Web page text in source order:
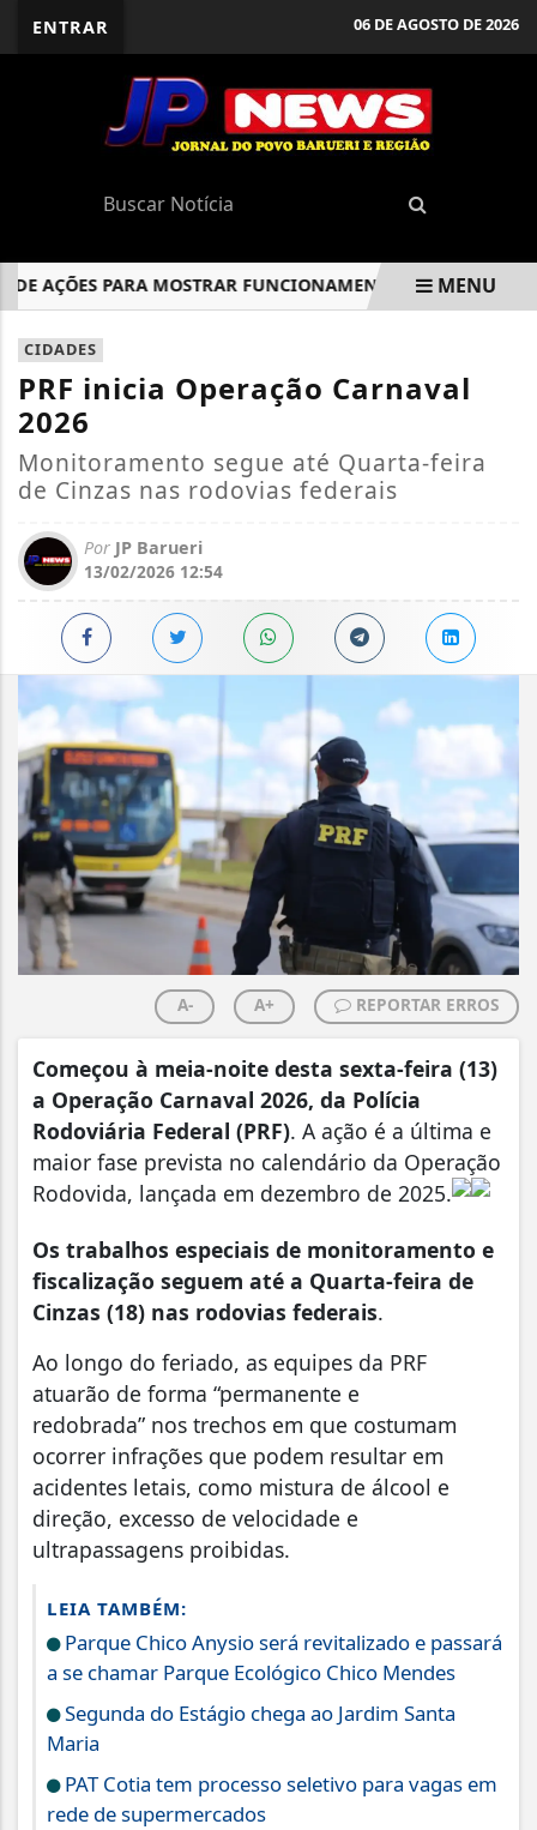
ENTRAR 06 DE AGOSTO DE 2026
PARA MOSTRAR FUNCIONAMENTO DA URNA
EM ALTA
MENU
CIDADES
PRF inicia Operação Carnaval
2026
Monitoramento segue até Quarta-feira
de Cinzas nas rodovias federais
Por JP Barueri
13/02/2026 12:54
A- A+ REPORTAR ERROS
Começou à meia-noite desta sexta-feira (13)
a Operação Carnaval 2026, da Polícia
Rodoviária Federal (PRF). A ação é a última e
maior fase prevista no calendário da Operação
Rodovida, lançada em dezembro de 2025.
Os trabalhos especiais de monitoramento e
fiscalização seguem até a Quarta-feira de
Cinzas (18) nas rodovias federais.
Ao longo do feriado, as equipes da PRF
atuarão de forma “permanente e
redobrada” nos trechos em que costumam
ocorrer infrações que podem resultar em
acidentes letais, como mistura de álcool e
direção, excesso de velocidade e
ultrapassagens proibidas.
LEIA TAMBÉM:
Parque Chico Anysio será revitalizado e passará
a se chamar Parque Ecológico Chico Mendes
Segunda do Estágio chega ao Jardim Santa
Maria
PAT Cotia tem processo seletivo para vagas em
rede de supermercados